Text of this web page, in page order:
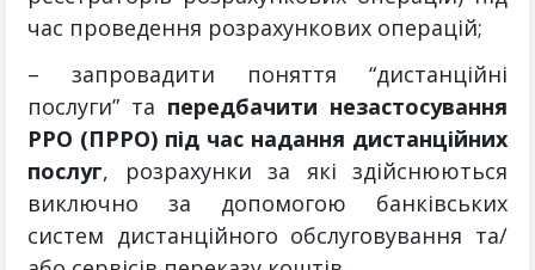
час проведення розрахункових операцій;
– запровадити поняття “дистанційні
послуги” та передбачити незастосування
РРО (ПРРО) під час надання дистанційних
послуг, розрахунки за які здійснюються
виключно за допомогою банківських
систем дистанційного обслуговування та/